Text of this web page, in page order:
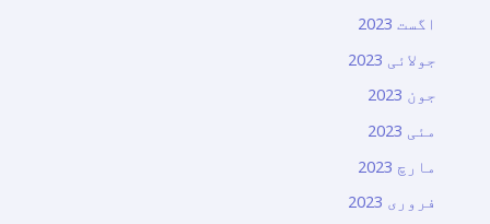
اگست 2023
جولائی 2023
جون 2023
مئی 2023
مارچ 2023
فروری 2023